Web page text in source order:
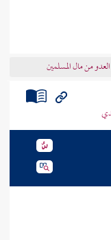
من مال المسلمين